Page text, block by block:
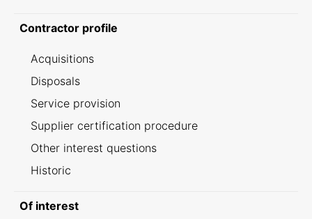
Contractor profile
Acquisitions
Disposals
Service provision
Supplier certification procedure
Other interest questions
Historic
Of interest